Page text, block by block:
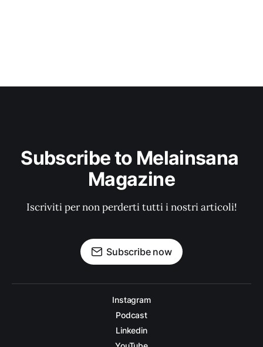
Subscribe to Melainsana
Magazine
Iscriviti per non perderti tutti i nostri articoli!
Subscribe now
Instagram
Podcast
Linkedin